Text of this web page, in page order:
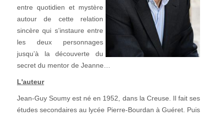
entre quotidien et mystère
autour de cette relation
sincère qui s’instaure entre
les deux personnages
jusqu’à la découverte du
secret du mentor de Jeanne…
L'auteur
Jean-Guy Soumy est né en 1952, dans la Creuse. Il fait ses
études secondaires au lycée Pierre-Bourdan à Guéret. Puis